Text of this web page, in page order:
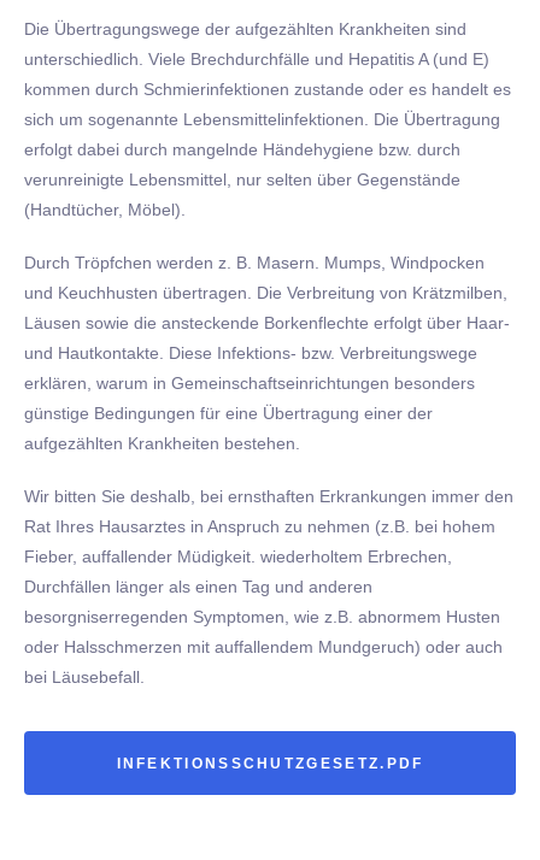
Die Übertragungswege der aufgezählten Krankheiten sind
unterschiedlich. Viele Brechdurchfälle und Hepatitis A (und E)
kommen durch Schmierinfektionen zustande oder es handelt es
sich um sogenannte Lebensmittelinfektionen. Die Übertragung
erfolgt dabei durch mangelnde Händehygiene bzw. durch
verunreinigte Lebensmittel, nur selten über Gegenstände
(Handtücher, Möbel).
Durch Tröpfchen werden z. B. Masern. Mumps, Windpocken
und Keuchhusten übertragen. Die Verbreitung von Krätzmilben,
Läusen sowie die ansteckende Borkenflechte erfolgt über Haar-
und Hautkontakte. Diese Infektions- bzw. Verbreitungswege
erklären, warum in Gemeinschaftseinrichtungen besonders
günstige Bedingungen für eine Übertragung einer der
aufgezählten Krankheiten bestehen.
Wir bitten Sie deshalb, bei ernsthaften Erkrankungen immer den
Rat Ihres Hausarztes in Anspruch zu nehmen (z.B. bei hohem
Fieber, auffallender Müdigkeit. wiederholtem Erbrechen,
Durchfällen länger als einen Tag und anderen
besorgniserregenden Symptomen, wie z.B. abnormem Husten
oder Halsschmerzen mit auffallendem Mundgeruch) oder auch
bei Läusebefall.
INFEKTIONSSCHUTZGESETZ.PDF